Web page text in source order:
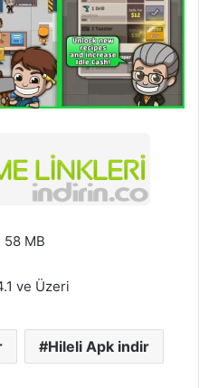
58 MB
ve Üzeri
Hileli Apk indir